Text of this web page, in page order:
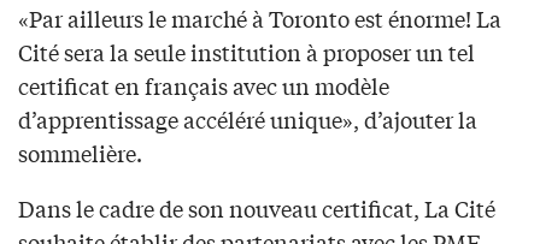
«Par ailleurs le marché à Toronto est énorme! La
Cité sera la seule institution à proposer un tel
certificat en français avec un modèle
d’apprentissage accéléré unique», d’ajouter la
sommelière.
Dans le cadre de son nouveau certificat, La Cité